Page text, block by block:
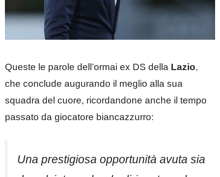
Queste le parole dell’ormai ex DS della Lazio,
che conclude augurando il meglio alla sua
squadra del cuore, ricordandone anche il tempo
passato da giocatore biancazzurro:
Una prestigiosa opportunità avuta sia